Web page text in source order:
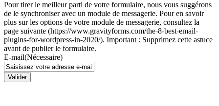
Pour tirer le meilleur parti de votre formulaire, nous vous suggérons
de le synchroniser avec un module de messagerie. Pour en savoir
plus sur les options de votre module de messagerie, consultez la
page suivante (https://www.gravityforms.com/the-8-best-email-
plugins-for-wordpress-in-2020/). Important : Supprimez cette astuce
avant de publier le formulaire.
E-mail(Nécessaire)
Valider